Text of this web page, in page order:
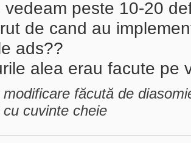
vedeam peste 10-20
de cand au
ads??
alea erau facute pe
modificare făcută de
cuvinte cheie